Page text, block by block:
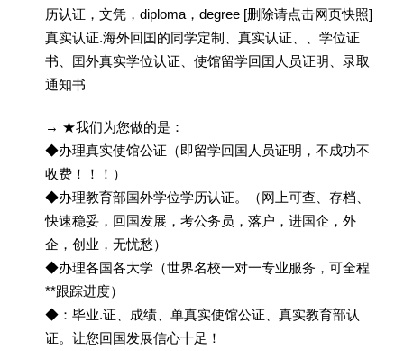
历认证，文凭，diploma，degree [删除请点击网页快照]
真实认证.海外回囯的同学定制、真实认证、、学位证
书、囯外真实学位认证、使馆留学回囯人员证明、录取
通知书
→ ★我们为您做的是：
◆办理真实使馆公证（即留学回国人员证明，不成功不
收费！！！）
◆办理教育部国外学位学历认证。（网上可查、存档、
快速稳妥，回国发展，考公务员，落户，进国企，外
企，创业，无忧愁）
◆办理各国各大学（世界名校一对一专业服务，可全程
**跟踪进度）
◆：毕业.证、成绩、单真实使馆公证、真实教育部认
证。让您回国发展信心十足！